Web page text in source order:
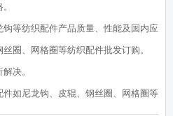
钩等纺织配件产品质量、性能及国内应用
圈、网格圈等纺织配件批发订购。
决。
件如尼龙钩、皮辊、钢丝圈、网格圈等加